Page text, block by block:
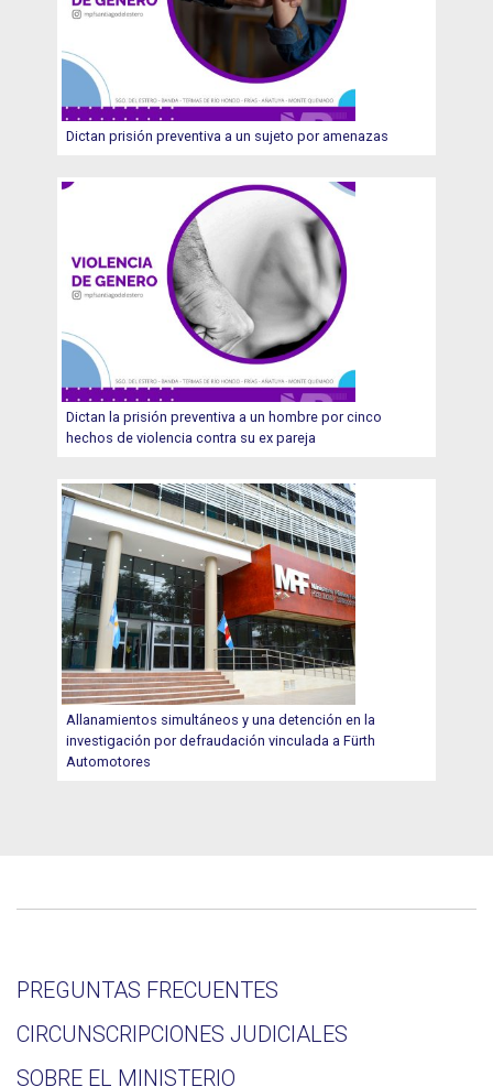
Dictan prisión preventiva a un sujeto por amenazas
Dictan la prisión preventiva a un hombre por cinco
hechos de violencia contra su ex pareja
Allanamientos simultáneos y una detención en la
investigación por defraudación vinculada a Fürth
Automotores
PREGUNTAS FRECUENTES
CIRCUNSCRIPCIONES JUDICIALES
SOBRE EL MINISTERIO